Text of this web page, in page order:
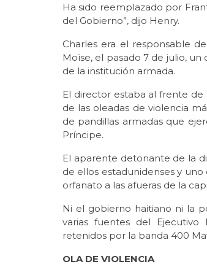
Ha sido reemplazado por
del Gobierno”, dijo Henry.
Charles era el responsable
Moïse, el pasado 7 de julio,
de la institución armada.
El director estaba al frente
de las oleadas de violencia
de pandillas armadas que
Príncipe.
El aparente detonante de la
de ellos estadunidenses y
orfanato a las afueras de la
Ni el gobierno haitiano ni la
varias fuentes del
retenidos por la banda 400
OLA DE VIOLENCIA